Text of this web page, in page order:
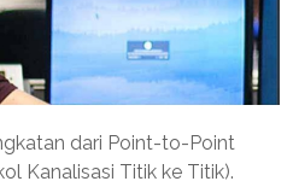
dari Point-to-Point
Kanalisasi Titik ke Titik).